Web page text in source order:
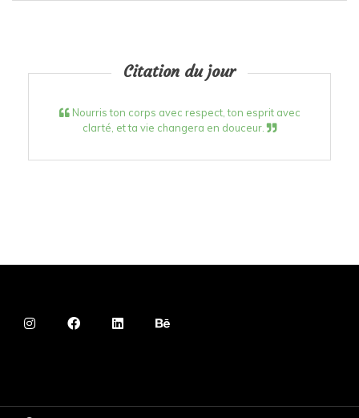
Citation du jour
Nourris ton corps avec respect, ton esprit avec
clarté, et ta vie changera en douceur.